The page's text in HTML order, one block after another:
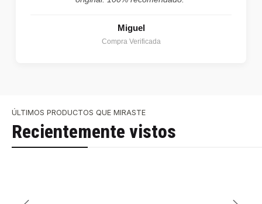
Miguel
Compra Verificada
ÚLTIMOS PRODUCTOS QUE MIRASTE
Recientemente vistos